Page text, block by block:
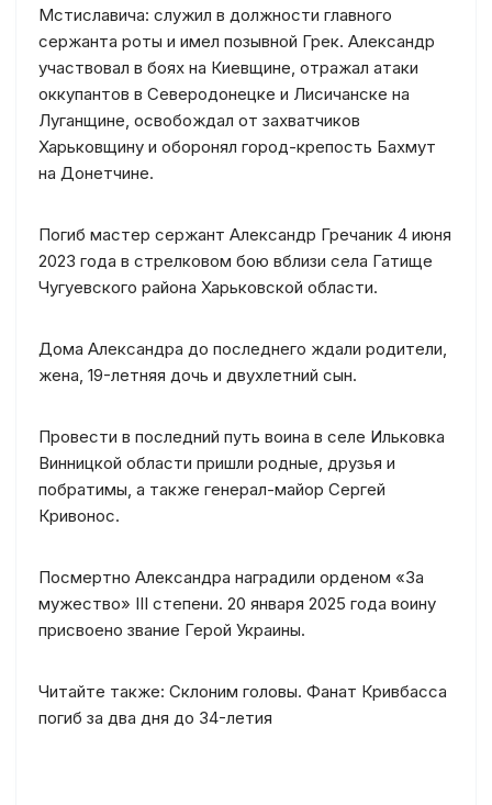
Мстиславича: служил в должности главного
сержанта роты и имел позывной Грек. Александр
участвовал в боях на Киевщине, отражал атаки
оккупантов в Северодонецке и Лисичанске на
Луганщине, освобождал от захватчиков
Харьковщину и оборонял город-крепость Бахмут
на Донетчине.
Погиб мастер сержант Александр Гречаник 4 июня
2023 года в стрелковом бою вблизи села Гатище
Чугуевского района Харьковской области.
Дома Александра до последнего ждали родители,
жена, 19-летняя дочь и двухлетний сын.
Провести в последний путь воина в селе Ильковка
Винницкой области пришли родные, друзья и
побратимы, а также генерал-майор Сергей
Кривонос.
Посмертно Александра наградили орденом «За
мужество» ІІІ степени. 20 января 2025 года воину
присвоено звание Герой Украины.
Читайте также: Склоним головы. Фанат Кривбасса
погиб за два дня до 34-летия